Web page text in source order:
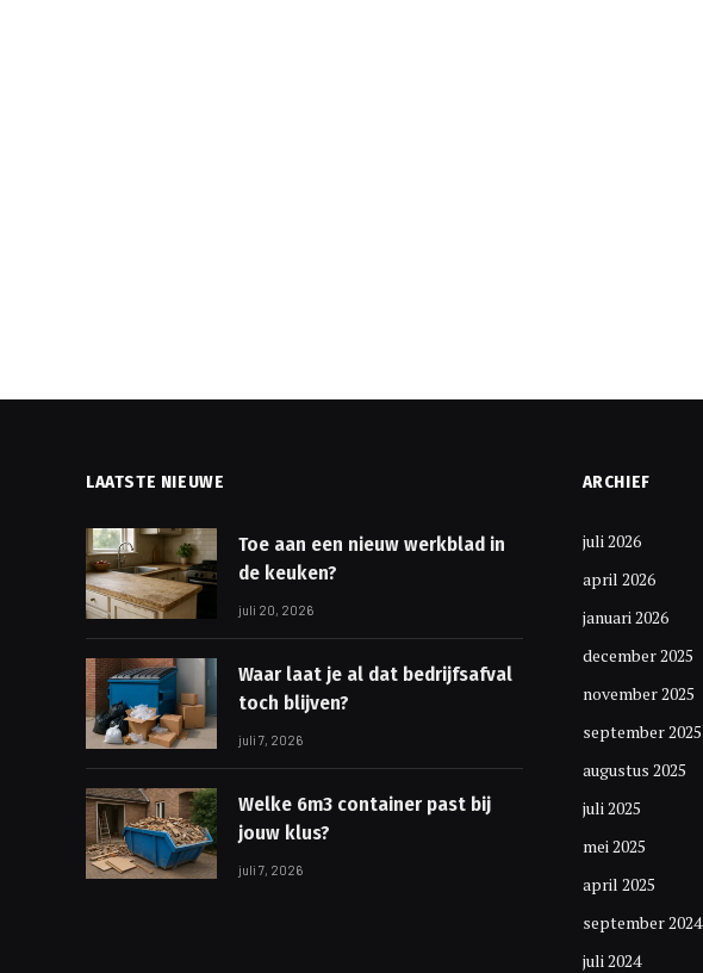
LAATSTE NIEUWE
Toe aan een nieuw werkblad in
de keuken?
juli 20, 2026
Waar laat je al dat bedrijfsafval
toch blijven?
juli 7, 2026
Welke 6m3 container past bij
jouw klus?
juli 7, 2026
ARCHIEF
juli 2026
april 2026
januari 2026
december 2025
november 2025
september 2025
augustus 2025
juli 2025
mei 2025
april 2025
september 2024
juli 2024